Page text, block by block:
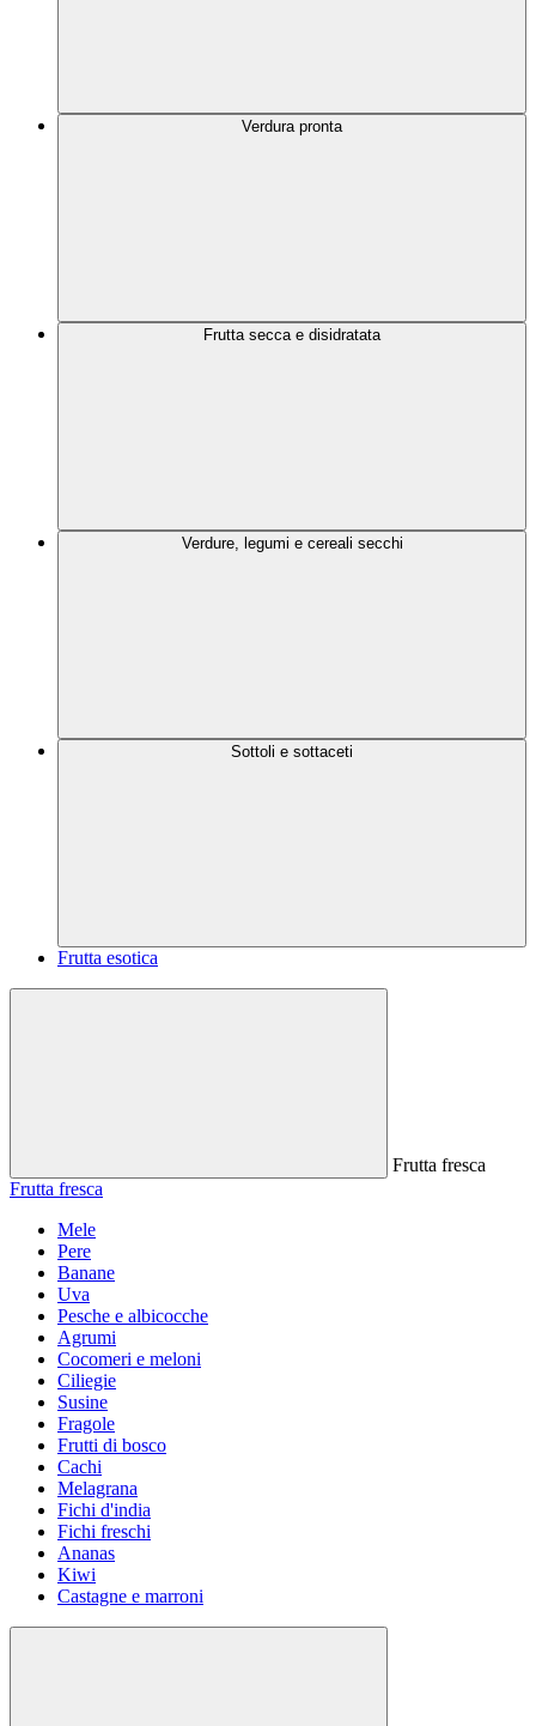
Verdura pronta
Frutta secca e disidratata
Verdure, legumi e cereali secchi
Sottoli e sottaceti
Frutta esotica
Frutta fresca
Frutta fresca
Mele
Pere
Banane
Uva
Pesche e albicocche
Agrumi
Cocomeri e meloni
Ciliegie
Susine
Fragole
Frutti di bosco
Cachi
Melagrana
Fichi d'india
Fichi freschi
Ananas
Kiwi
Castagne e marroni